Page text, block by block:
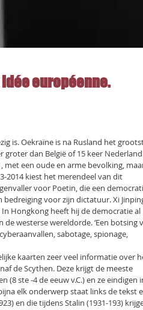
idée européenne.
is. Oekraïne is na Rusland het
groter dan België of 15 keer
met een oude en arme bevolking,
2014 kiest het merendeel van dit
voor Poetin, die een
voor zijn dictatuur. Xi
Hongkong heeft hij de democratie al
westerse wereldorde. ‘Een botsing
sabotage, spionage,
kaarten zeer veel informatie over
de Scythen. Deze krijgt de meeste
(8 ste -4 de eeuw v.C.) en ze eindigen
elk onderwerp staat links de tekst
en die tijdens Stalin (1931-193)